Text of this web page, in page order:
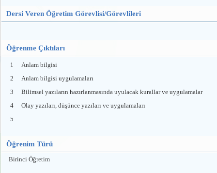
Dersi Veren Öğretim Görevlisi/Görevlileri
Öğrenme Çıktıları
1
Anlam bilgisi
2
Anlam bilgisi uygulamaları
3
Bilimsel yazıların hazırlanmasında uyulacak kurallar ve uygulamalar
4
Olay yazıları, düşünce yazıları ve uygulamaları
5
Öğrenim Türü
Birinci Öğretim